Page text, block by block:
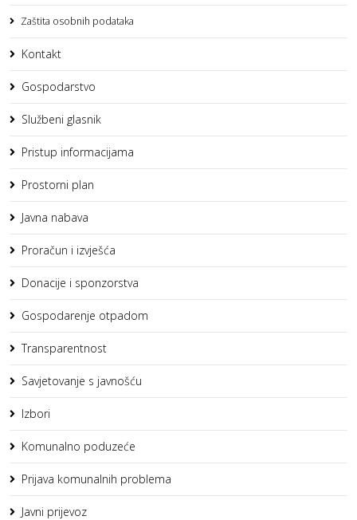
Zaštita osobnih podataka
Kontakt
Gospodarstvo
Službeni glasnik
Pristup informacijama
Prostorni plan
Javna nabava
Proračun i izvješća
Donacije i sponzorstva
Gospodarenje otpadom
Transparentnost
Savjetovanje s javnošću
Izbori
Komunalno poduzeće
Prijava komunalnih problema
Javni prijevoz